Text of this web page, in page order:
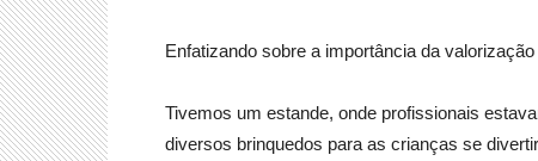
Enfatizando sobre a importância da
Tivemos um estande, onde profissionais
diversos brinquedos para as crianças se